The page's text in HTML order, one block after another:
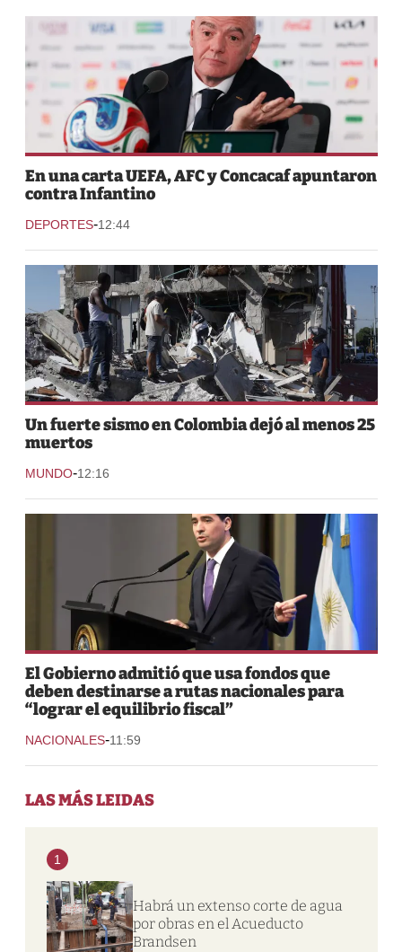
En una carta UEFA, AFC y Concacaf apuntaron
contra Infantino
DEPORTES-12:44
Un fuerte sismo en Colombia dejó al menos 25
muertos
MUNDO-12:16
El Gobierno admitió que usa fondos que
deben destinarse a rutas nacionales para
“lograr el equilibrio fiscal”
NACIONALES-11:59
LAS MÁS LEIDAS
1
Habrá un extenso corte de agua
por obras en el Acueducto
Brandsen